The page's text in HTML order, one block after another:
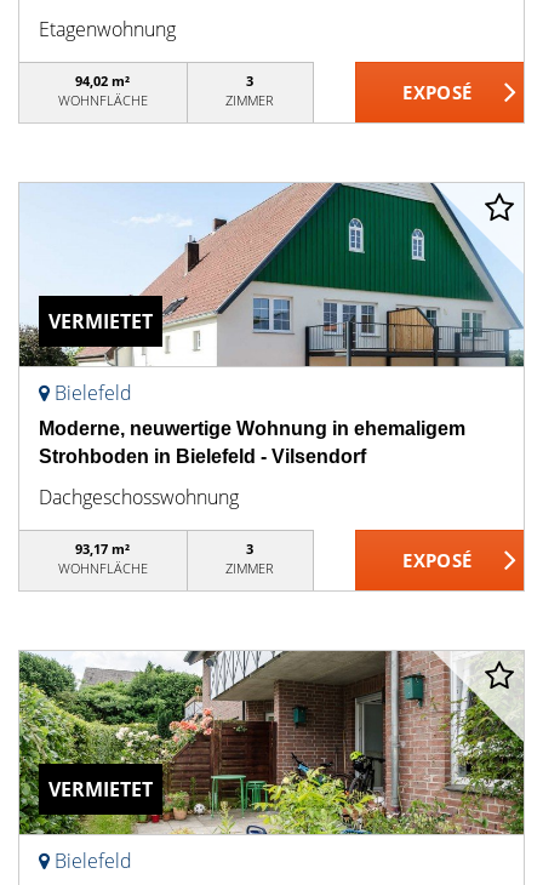
Etagenwohnung
94,02 m²
WOHNFLÄCHE
3
ZIMMER
VERMIETET
Bielefeld
Moderne, neuwertige Wohnung in ehemaligem
Strohboden in Bielefeld - Vilsendorf
Dachgeschosswohnung
93,17 m²
WOHNFLÄCHE
3
ZIMMER
VERMIETET
Bielefeld